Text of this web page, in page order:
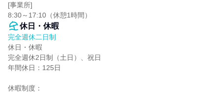
[事業所]
8:30～17:10（休憩1時間）
休日・休暇
完全週休二日制
休日・休暇
完全週休2日制（土日）、祝日
年間休日：125日
休暇制度：